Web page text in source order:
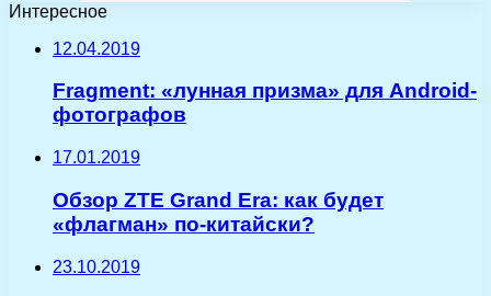
Интересное
12.04.2019
Fragment: «лунная призма» для Android-
фотографов
17.01.2019
Обзор ZTE Grand Era: как будет
«флагман» по-китайски?
23.10.2019